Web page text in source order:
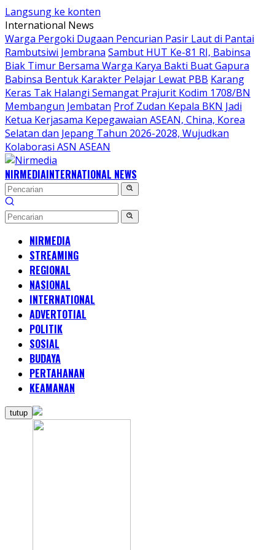
Langsung ke konten
International News
Warga Pergoki Dugaan Pencurian Pasir Laut di Pantai
Rambutsiwi Jembrana Sambut HUT Ke-81 RI, Babinsa
Biak Timur Bersama Warga Karya Bakti Buat Gapura
Babinsa Bentuk Karakter Pelajar Lewat PBB Karang
Keras Tak Halangi Semangat Prajurit Kodim 1708/BN
Membangun Jembatan Prof Zudan Kepala BKN Jadi
Ketua Kerjasama Kepegawaian ASEAN, China, Korea
Selatan dan Jepang Tahun 2026-2028, Wujudkan
Kolaborasi ASN ASEAN
NIRMEDIAINTERNATIONAL NEWS
NIRMEDIA
STREAMING
REGIONAL
NASIONAL
INTERNATIONAL
ADVERTOTIAL
POLITIK
SOSIAL
BUDAYA
PERTAHANAN
KEAMANAN
tutup